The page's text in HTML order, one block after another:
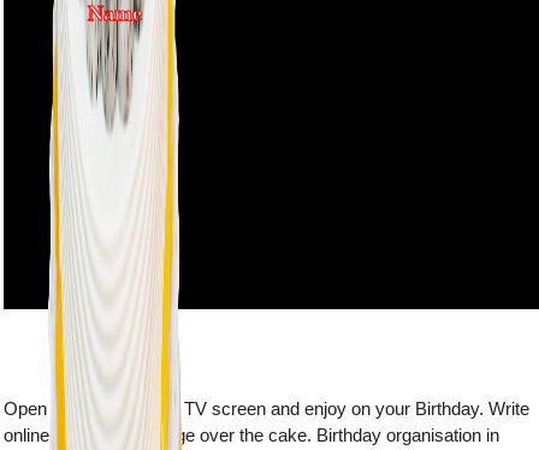
Name
Open this webpage on TV screen and enjoy on your Birthday. Write
online the name and age over the cake. Birthday organisation in